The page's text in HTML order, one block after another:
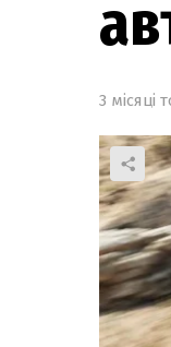
3 місяці